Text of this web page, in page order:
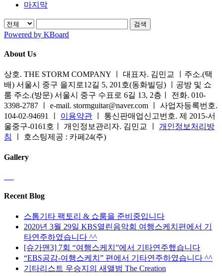
마지막
검색
Powered by KBoard
About Us
상호. THE STORM COMPANY ㅣ 대표자. 김민교 ㅣ주소.(택
배) 서울시 중구 을지로12길 5, 201호(동화빌딩) ㅣ공방 및 쇼
룸 주소.(방문) 서울시 중구 수표로 6길 13, 2층ㅣ 전화. 010-
3398-2787 ㅣ e-mail. stormguitar@naver.com ㅣ 사업자등록번호.
104-02-94691 ㅣ 이용약관 ㅣ 통신판매업신고번호. 제 2015-서
울중구-0161호ㅣ 개인정보관리자. 김민교 ㅣ 개인정보처리방
침
ㅣ 호스팅제공 : 카페24(주)
Gallery
Recent Blog
스톰기타 팩토리 & 쇼룸을 준비중입니다
2020년 3월 29일 KBS열린음악회 여행스케치편에서 기
타연주하였습니다 ^^
[슈가맨3] 7회 “여행스케치”에서 기타연주했습니다
“EBS공감-여행스케치” 편에서 기타연주하였습니다 ^^
기타리스트 우승지의 새앨범 The Creation